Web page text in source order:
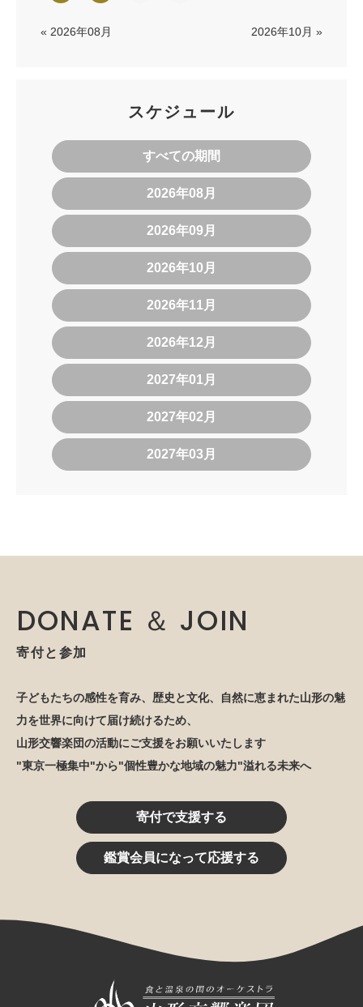
« 2026年08月 2026年10月 »
スケジュール
すべての期間
2026年08月
2026年09月
2026年10月
2026年11月
2026年12月
2027年01月
2027年02月
2027年03月
DONATE ＆ JOIN
寄付と参加
子どもたちの感性を育み、歴史と文化、自然に恵まれた山形の魅
力を世界に向けて届け続けるため、
山形交響楽団の活動にご支援をお願いいたします
"東京一極集中"から"個性豊かな地域の魅力"溢れる未来へ
寄付で支援する
鑑賞会員になって応援する